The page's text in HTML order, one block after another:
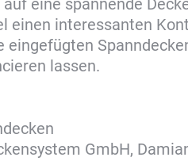
eine spannende
einen interessanten
eingefügten
lassen.
GmbH,